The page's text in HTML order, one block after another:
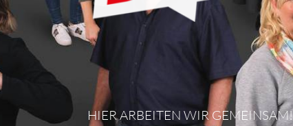
HIER ARBEITEN WIR GEMEINSAM!